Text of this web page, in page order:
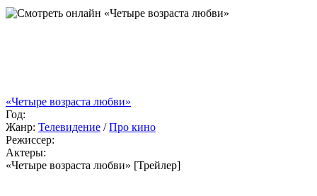
«Четыре возраста любви»
Год:
Жанр: Телевидение /Про кино
Режиссер:
Актеры:
«Четыре возраста любви» [Трейлер]